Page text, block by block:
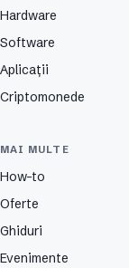
Hardware
Software
Aplicații
Criptomonede
MAI MULTE
How-to
Oferte
Ghiduri
Evenimente